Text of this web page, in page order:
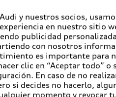
y nuestros socios,
en nuestro sitio
publicidad
con nosotros
es importante para
clic en “Aceptar todo”
En caso de no
si decides no hacerlo,
momento y